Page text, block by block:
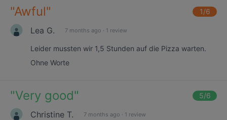
"Awful" 1/6
Lea G. 7 months ago · 1 review
Leider mussten wir 1,5 Stunden auf die Pizza warten.
Ohne Worte
"Very good" 5/6
Christine T. 7 months ago · 1 review